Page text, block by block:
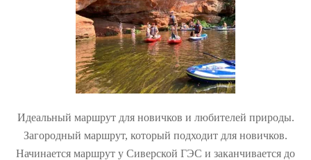
Идеальный маршрут для новичков и любителей природы.
Загородный маршрут, который подходит для новичков.
Начинается маршрут у Сиверской ГЭС и заканчивается до